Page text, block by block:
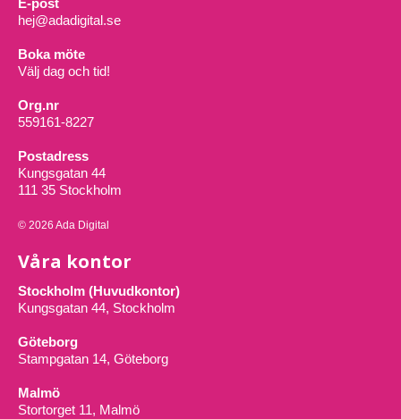
E-post
hej@adadigital.se
Boka möte
Välj dag och tid!
Org.nr
559161-8227
Postadress
Kungsgatan 44
111 35 Stockholm
© 2026 Ada Digital
Våra kontor
Stockholm (Huvudkontor)
Kungsgatan 44, Stockholm
Göteborg
Stampgatan 14, Göteborg
Malmö
Stortorget 11, Malmö